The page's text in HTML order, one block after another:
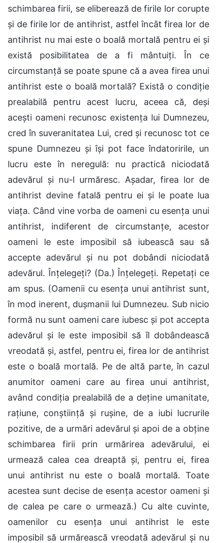
schimbarea firii, se eliberează de firile lor corupte
și de firile lor de antihrist, astfel încât firea lor de
antihrist nu mai este o boală mortală pentru ei și
există posibilitatea de a fi mântuiți. În ce
circumstanță se poate spune că a avea firea unui
antihrist este o boală mortală? Există o condiție
prealabilă pentru acest lucru, aceea că, deși
acești oameni recunosc existența lui Dumnezeu,
cred în suveranitatea Lui, cred și recunosc tot ce
spune Dumnezeu și își pot face îndatoririle, un
lucru este în neregulă: nu practică niciodată
adevărul și nu-l urmăresc. Așadar, firea lor de
antihrist devine fatală pentru ei și le poate lua
viața. Când vine vorba de oameni cu esența unui
antihrist, indiferent de circumstanțe, acestor
oameni le este imposibil să iubească sau să
accepte adevărul și nu pot dobândi niciodată
adevărul. Înțelegeți? (Da.) Înțelegeți. Repetați ce
am spus. (Oamenii cu esența unui antihrist sunt,
în mod inerent, dușmanii lui Dumnezeu. Sub nicio
formă nu sunt oameni care iubesc și pot accepta
adevărul și le este imposibil să îl dobândească
vreodată și, astfel, pentru ei, firea lor de antihrist
este o boală mortală. Pe de altă parte, în cazul
anumitor oameni care au firea unui antihrist,
având condiția prealabilă de a deține umanitate,
rațiune, conștiință și rușine, de a iubi lucrurile
pozitive, de a urmări adevărul și apoi de a obține
schimbarea firii prin urmărirea adevărului, ei
urmează calea cea dreaptă și, pentru ei, firea
unui antihrist nu este o boală mortală. Toate
acestea sunt decise de esența acestor oameni și
de calea pe care o urmează.) Cu alte cuvinte,
oamenilor cu esența unui antihrist le este
imposibil să urmărească vreodată adevărul și nu